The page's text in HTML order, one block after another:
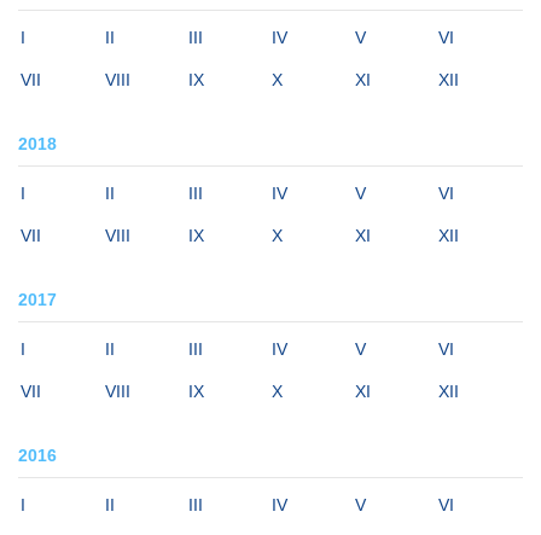
I II III IV V VI
VII VIII IX X XI XII
2018
I II III IV V VI
VII VIII IX X XI XII
2017
I II III IV V VI
VII VIII IX X XI XII
2016
I II III IV V VI